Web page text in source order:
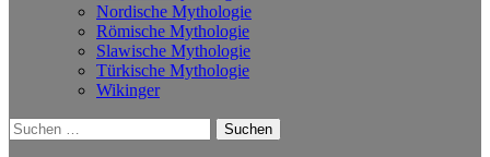
Nordische Mythologie
Römische Mythologie
Slawische Mythologie
Türkische Mythologie
Wikinger
Suchen
nach: